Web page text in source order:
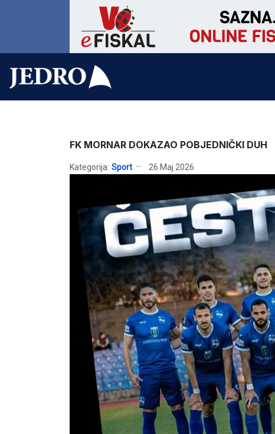
FK MORNAR DOKAZAO POBJEDNIČKI DUH
Kategorija: Sport 26 Maj 2026